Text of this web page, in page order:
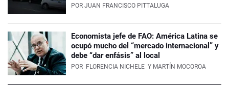
POR JUAN FRANCISCO PITTALUGA
Economista jefe de FAO: América Latina se
ocupó mucho del “mercado internacional” y
debe “dar enfásis” al local
POR FLORENCIA NICHELE Y MARTÍN MOCOROA